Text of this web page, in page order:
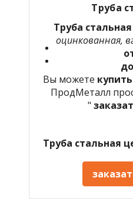
Труба
Труба стальная
оцинкованная,
Вы можете
ПродМеталл
"
Труба стальная